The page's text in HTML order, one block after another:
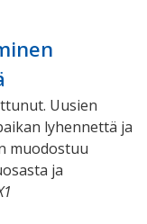
Uusien
lyhennettä ja
muodostuu
ja